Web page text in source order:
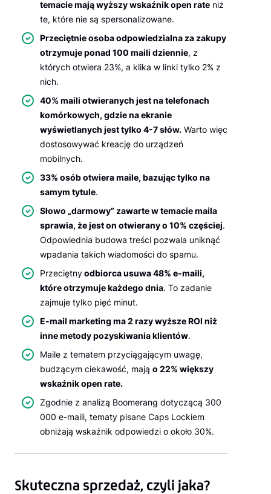
temacie mają wyższy wskaźnik open rate niż
te, które nie są spersonalizowane.
Przeciętnie osoba odpowiedzialna za zakupy
otrzymuje ponad 100 maili dziennie, z
których otwiera 23%, a klika w linki tylko 2% z
nich.
40% maili otwieranych jest na telefonach
komórkowych, gdzie na ekranie
wyświetlanych jest tylko 4-7 słów. Warto więc
dostosowywać kreację do urządzeń
mobilnych.
33% osób otwiera maile, bazując tylko na
samym tytule.
Słowo „darmowy” zawarte w temacie maila
sprawia, że jest on otwierany o 10% częściej.
Odpowiednia budowa treści pozwala uniknąć
wpadania takich wiadomości do spamu.
Przeciętnyodbiorca usuwa 48% e-maili,
które otrzymuje każdego dnia. To zadanie
zajmuje tylko pięć minut.
E-mail marketing ma 2 razy wyższe ROI niż
inne metody pozyskiwania klientów.
Maile z tematem przyciągającym uwagę,
budzącym ciekawość, mają o 22% większy
wskaźnik open rate.
Zgodnie z analizą Boomerang dotyczącą 300
000 e-maili, tematy pisane Caps Lockiem
obniżają wskaźnik odpowiedzi o około 30%.
Skuteczna sprzedaż, czyli jaka?